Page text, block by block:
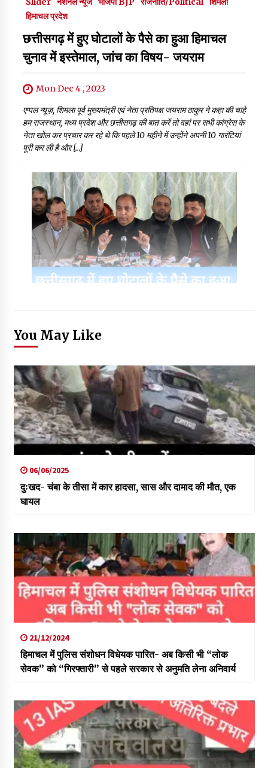
हिमाचल प्रदेश
छत्तीसगढ़ में हुए घोटालों के पैसे का हुआ हिमाचल
चुनाव में इस्तेमाल, जांच का विषय- जयराम
Mon Dec 4 , 2023
एप्पल न्यूज़, शिमला पूर्व मुख्यमंत्री एवं नेता प्रतिपक्ष जयराम ठाकुर ने कहा की चाहे
हम राजस्थान, मध्य प्रदेश और छत्तीसगढ़ की बात करें तो वहां पर सभी कांग्रेस के
नेता खोल कर प्रचार कर रहे थे कि पहले 10 महीने में उन्होंने अपनी 10 गारंटियां
पूरी कर ली है और […]
You May Like
06/06/2025
दुःखद- चंबा के तीसा में कार हादसा, सास और दामाद की मौत, एक
घायल
21/12/2024
हिमाचल में पुलिस संशोधन विधेयक पारित- अब किसी भी “लोक
सेवक” को “गिरफ्तारी” से पहले सरकार से अनुमति लेना अनिवार्य